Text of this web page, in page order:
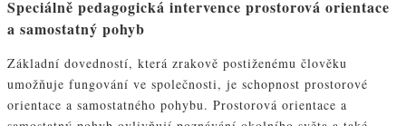
Speciálně pedagogická intervence prostorová orientace
a samostatný pohyb
Základní dovedností, která zrakově postiženému člověku
umožňuje fungování ve společnosti, je schopnost prostorové
orientace a samostatného pohybu. Prostorová orientace a